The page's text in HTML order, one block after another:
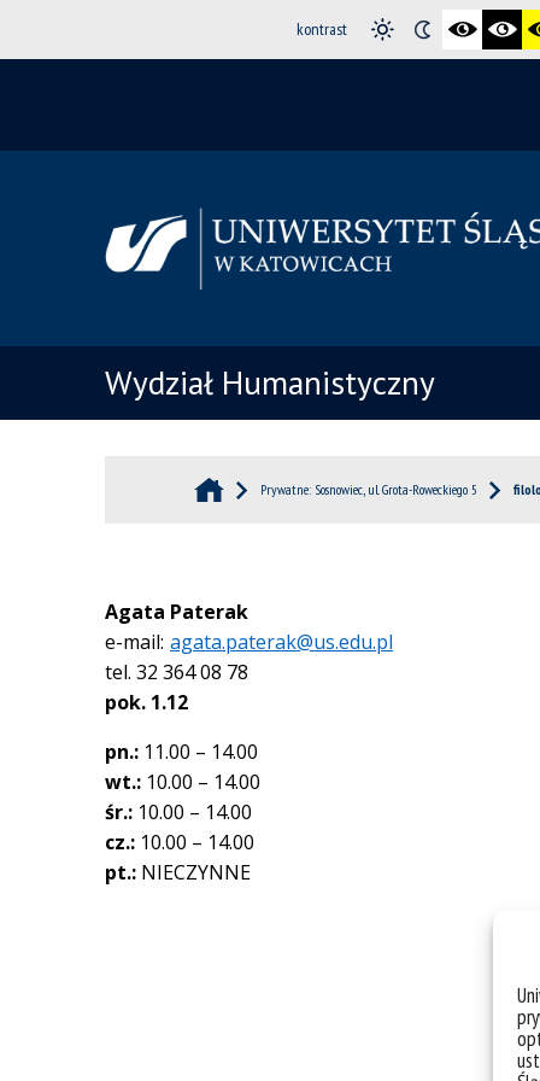
kontrast
Wydział Humanistyczny
Prywatne: Sosnowiec, ul. Grota-Roweckiego 5
Agata Paterak
e-mail: agata.paterak@us.edu.pl
tel. 32 364 08 78
pok. 1.12
pn.: 11.00 – 14.00
wt.: 10.00 – 14.00
śr.: 10.00 – 14.00
cz.: 10.00 – 14.00
pt.: NIECZYNNE